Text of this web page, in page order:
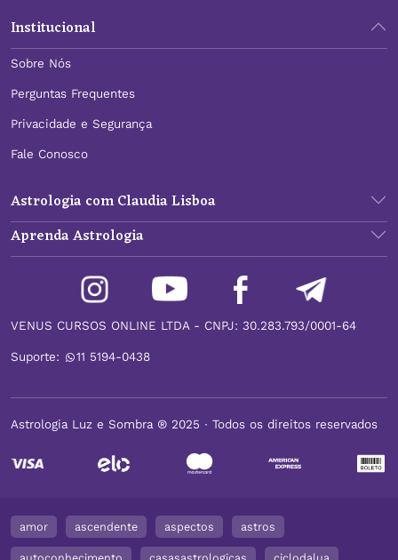
Institucional
Sobre Nós
Perguntas Frequentes
Privacidade e Segurança
Fale Conosco
Astrologia com Claudia Lisboa
Aprenda Astrologia
VENUS CURSOS ONLINE LTDA - CNPJ: 30.283.793/0001-64
Suporte: 11 5194-0438
Astrologia Luz e Sombra ® 2025 ∙ Todos os direitos reservados
amor ascendente aspectos astros